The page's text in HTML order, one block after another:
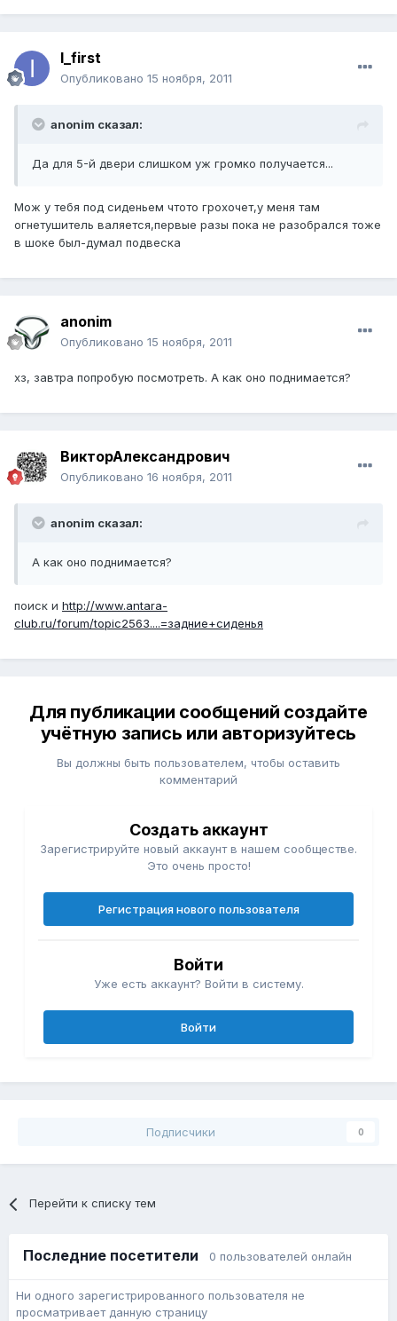
I_first
Опубликовано 15 ноября, 2011
anonim сказал:
Да для 5-й двери слишком уж громко получается...
Мож у тебя под сиденьем чтото грохочет,у меня там
огнетушитель валяется,первые разы пока не разобрался тоже
в шоке был-думал подвеска
anonim
Опубликовано 15 ноября, 2011
хз, завтра попробую посмотреть. А как оно поднимается?
ВикторАлександрович
Опубликовано 16 ноября, 2011
anonim сказал:
А как оно поднимается?
поиск и http://www.antara-
club.ru/forum/topic2563....=задние+сиденья
Для публикации сообщений создайте
учётную запись или авторизуйтесь
Вы должны быть пользователем, чтобы оставить
комментарий
Создать аккаунт
Зарегистрируйте новый аккаунт в нашем сообществе.
Это очень просто!
Регистрация нового пользователя
Войти
Уже есть аккаунт? Войти в систему.
Войти
Подписчики 0
Перейти к списку тем
Последние посетители 0 пользователей онлайн
Ни одного зарегистрированного пользователя не
просматривает данную страницу